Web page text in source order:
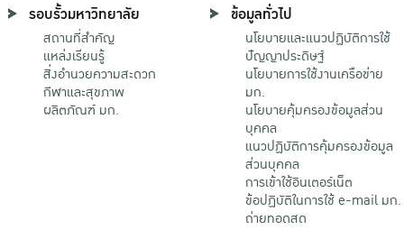
รอบรั้วมหาวิทยาลัย
สถานที่สำคัญ
แหล่งเรียนรู้
สิ่งอำนวยความสะดวก
กีฬาและสุขภาพ
ผลิตภัณฑ์ มก.
ข้อมูลทั่วไป
นโยบายและแนวปฏิบัติการใช้
ปัญญาประดิษฐ์
นโยบายการใช้งานเครือข่าย
มก.
นโยบายคุ้มครองข้อมูลส่วน
บุคคล
แนวปฏิบัติการคุ้มครองข้อมูล
ส่วนบุคคล
การเข้าใช้อินเตอร์เน็ต
ข้อปฏิบัติในการใช้ e-mail มก.
ถ่ายทอดสด